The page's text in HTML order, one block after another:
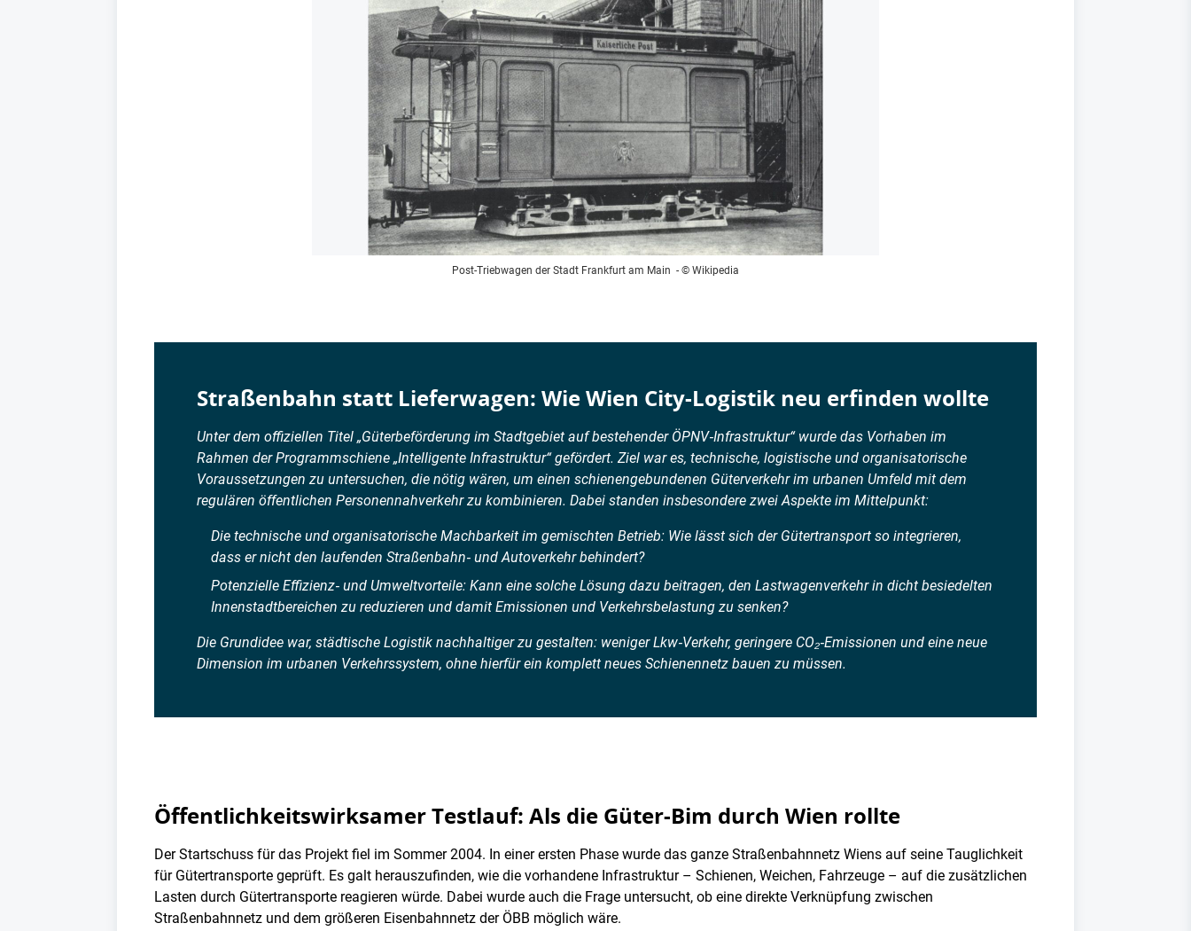
Post-Triebwagen der Stadt Frankfurt am Main - © Wikipedia
Straßenbahn statt Lieferwagen: Wie Wien City-Logistik neu erfinden wollte
Unter dem offiziellen Titel „Güterbeförderung im Stadtgebiet auf bestehender ÖPNV‑Infrastruktur“ wurde das Vorhaben im
Rahmen der Programmschiene „Intelligente Infrastruktur“ gefördert. Ziel war es, technische, logistische und organisatorische
Voraussetzungen zu untersuchen, die nötig wären, um einen schienengebundenen Güterverkehr im urbanen Umfeld mit dem
regulären öffentlichen Personennahverkehr zu kombinieren. Dabei standen insbesondere zwei Aspekte im Mittelpunkt:
Die technische und organisatorische Machbarkeit im gemischten Betrieb: Wie lässt sich der Gütertransport so integrieren,
dass er nicht den laufenden Straßenbahn‑ und Autoverkehr behindert?
Potenzielle Effizienz‑ und Umweltvorteile: Kann eine solche Lösung dazu beitragen, den Lastwagenverkehr in dicht besiedelten
Innenstadtbereichen zu reduzieren und damit Emissionen und Verkehrsbelastung zu senken?
Die Grundidee war, städtische Logistik nachhaltiger zu gestalten: weniger Lkw‑Verkehr, geringere CO₂‑Emissionen und eine neue
Dimension im urbanen Verkehrssystem, ohne hierfür ein komplett neues Schienennetz bauen zu müssen.
Öffentlichkeitswirksamer Testlauf: Als die Güter-Bim durch Wien rollte
Der Startschuss für das Projekt fiel im Sommer 2004. In einer ersten Phase wurde das ganze Straßenbahnnetz Wiens auf seine Tauglichkeit
für Gütertransporte geprüft. Es galt herauszufinden, wie die vorhandene Infrastruktur – Schienen, Weichen, Fahrzeuge – auf die zusätzlichen
Lasten durch Gütertransporte reagieren würde. Dabei wurde auch die Frage untersucht, ob eine direkte Verknüpfung zwischen
Straßenbahnnetz und dem größeren Eisenbahnnetz der ÖBB möglich wäre.